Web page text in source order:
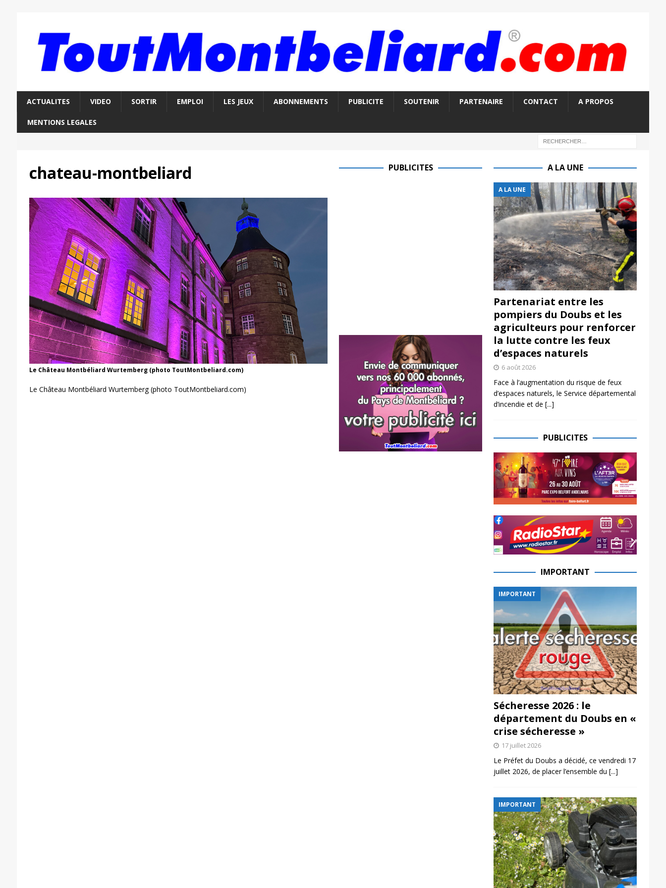
ACTUALITES VIDEO SORTIR EMPLOI LES JEUX ABONNEMENTS PUBLICITE SOUTENIR PARTENAIRE CONTACT A PROPOS
MENTIONS LEGALES
chateau-montbeliard
Le Château Montbéliard Wurtemberg (photo ToutMontbeliard.com)
Le Château Montbéliard Wurtemberg (photo ToutMontbeliard.com)
PUBLICITES A LA UNE
A LA UNE
Partenariat entre les
pompiers du Doubs et les
agriculteurs pour renforcer
la lutte contre les feux
d’espaces naturels
6 août 2026
Face à l’augmentation du risque de feux
d’espaces naturels, le Service départemental
d’incendie et de [...]
PUBLICITES
IMPORTANT
IMPORTANT
Sécheresse 2026 : le
département du Doubs en «
crise sécheresse »
17 juillet 2026
Le Préfet du Doubs a décidé, ce vendredi 17
juillet 2026, de placer l’ensemble du [...]
IMPORTANT